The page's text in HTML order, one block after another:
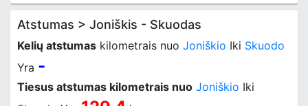
Atstumas > Joniškis - Skuodas
Kelių atstumas kilometrais nuo Joniškio Iki Skuodo
Yra -
Tiesus atstumas kilometrais nuo Joniškio Iki